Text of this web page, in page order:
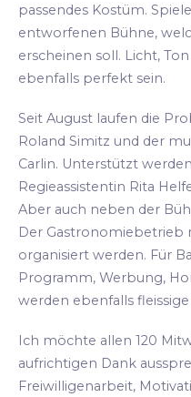
passendes Kostüm.
entworfenen Bühne,
erscheinen soll. Licht,
ebenfalls perfekt sein.
Seit August laufen die
Roland Simitz und der
Carlin. Unterstützt
Regieassistentin Rita
Aber auch neben der
Der Gastronomiebetrieb
organisiert werden. Für
Programm, Werbung,
werden ebenfalls
Ich möchte allen 120
aufrichtigen Dank
Freiwilligenarbeit,